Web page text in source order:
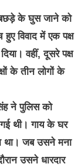
के घुस जाने को
हुए विवाद में एक पक्ष
वहीं, दूसरे पक्ष
के तीन लोगों के
ने पुलिस को
थी। गाय के घर
था। जब उसने मना
उसने धारदार